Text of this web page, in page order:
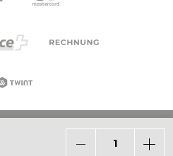
Mehrwertsteuer zzgl.
anders beschrieben.